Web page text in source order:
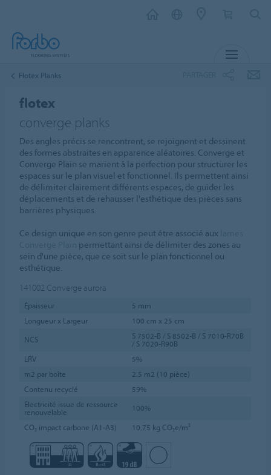
Flotex Planks
flotex
converge planks
Des angles précis se rencontrent, se rejoignent et dessinent
des formes abstraites en apparence aléatoires. Converge et
Converge Plain se marient à la perfection pour structurer les
espaces sur le plan visuel et fonctionnel. Ils permettent ainsi
de délimiter clairement différents espaces, de guider les
déplacements et de rehausser l'esthétique des pièces sans
barrières physiques.
Ce design unique en son genre peut être associé aux
permettant ainsi de délimiter des zones au
sein d'une pièce, que ce soit sur le plan fonctionnel ou
esthétique.
141002 Converge aurora
Épaisseur
5 mm
Longueur x Largeur
100 cm x 25 cm
NCS
S 7502-B / S 8502-B / S 7010-R70B
/ S 7020-R90B
LRV
5%
m2 par boîte
2.5 m2 (10 pièce)
Contenu recyclé
59%
Électricité issue de ressource
renouvelable
100%
CO₂ impact carbone (A1-A3)
10.75 kg CO₂e/m²